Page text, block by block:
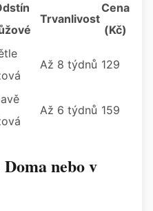
Trvanlivost
Cena
(Kč)
Až 8 týdnů 129
Až 6 týdnů 159
nebo v